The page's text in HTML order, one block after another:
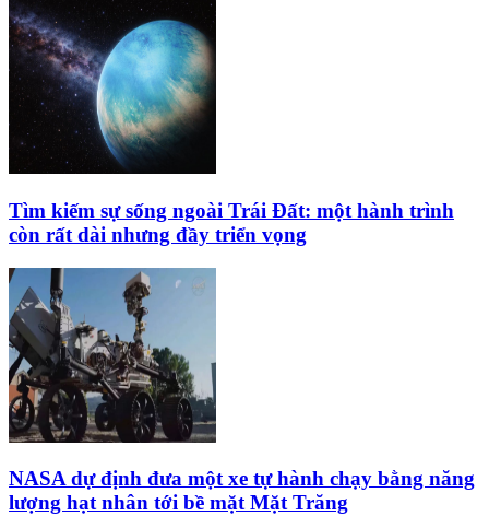
Tìm kiếm sự sống ngoài Trái Đất: một hành trình
còn rất dài nhưng đầy triển vọng
NASA dự định đưa một xe tự hành chạy bằng năng
lượng hạt nhân tới bề mặt Mặt Trăng